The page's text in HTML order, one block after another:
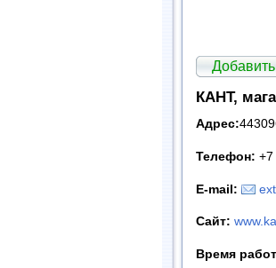
КАНТ,
Адрес:
Телефон: +7
E-mail:
Сайт:
Время